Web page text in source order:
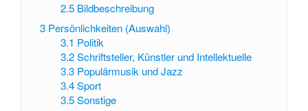
2.5 Bildbeschreibung
3 Persönlichkeiten (Auswahl)
3.1 Politik
3.2 Schriftsteller, Künstler und Intellektuelle
3.3 Populärmusik und Jazz
3.4 Sport
3.5 Sonstige